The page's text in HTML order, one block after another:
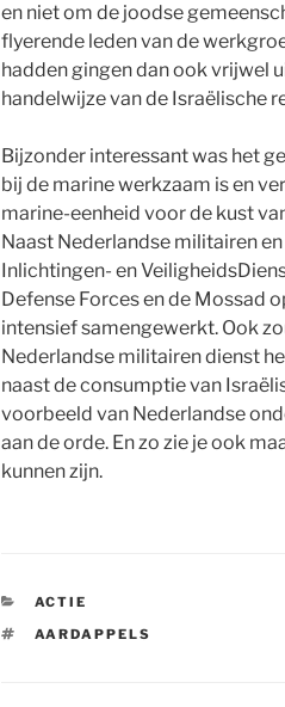
en niet om de joodse
flyerende leden van de
hadden gingen dan ook vrijwel
handelwijze van de Israëlische
Bijzonder interessant was het
bij de marine werkzaam is en
marine-eenheid voor de kust
Naast Nederlandse militairen
Inlichtingen- en
Defense Forces en de Mossad
intensief samengewerkt. Ook
Nederlandse militairen dienst
naast de consumptie van
voorbeeld van Nederlandse
aan de orde. En zo zie je ook
kunnen zijn.
CATEGORIEËN
ACTIE
TAGS
AARDAPPELS